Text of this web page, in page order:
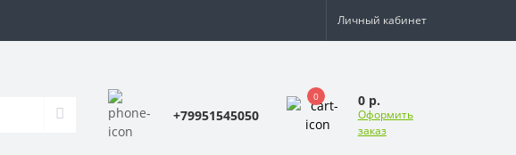
Личный кабинет
+79951545050
0 0 р.
Оформить
заказ